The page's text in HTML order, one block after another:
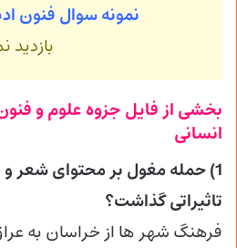
نمونه سوال فنون
بازدید
بخشی از فایل جزوه علوم و
انسانی
1) حمله مغول بر محتوای شعر
تاثیراتی گذاشت؟
فرهنگ شهر ها از خراسان به